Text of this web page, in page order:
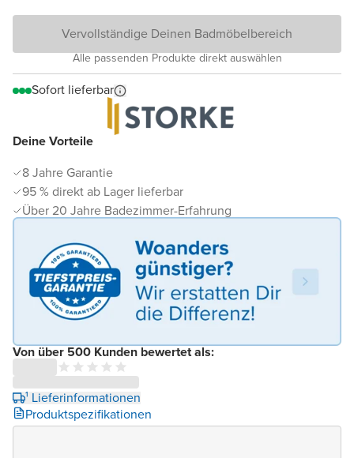
Deine Vorteile
8 Jahre Garantie
95 % direkt ab Lager lieferbar
Über 20 Jahre Badezimmer-Erfahrung
Von über 500 Kunden bewertet als:
¹ Lieferinformationen
Produktspezifikationen
Vervollständige Deinen Badmöbelbereich
Alle passenden Produkte direkt auswählen
Sofort lieferbar